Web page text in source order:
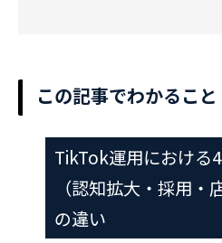
この記事でわかること
TikTok運用における
（認知拡大・採用・
の違い